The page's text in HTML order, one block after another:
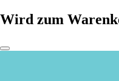
Wird zum